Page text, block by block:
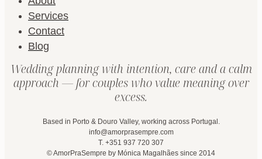
Services
Contact
Blog
Wedding planning with intention, care and a calm
approach — for couples who value meaning over
excess.
Based in Porto & Douro Valley, working across Portugal.
info@amorprasempre.com
T. +351 937 720 307
© AmorPraSempre by Mónica Magalhães since 2014